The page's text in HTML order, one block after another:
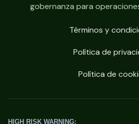
gobernanza para
Términos y
Política de
Política de